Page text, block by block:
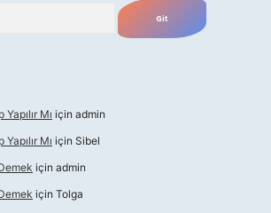
Mı için admin
Mı için Sibel
için admin
için Tolga